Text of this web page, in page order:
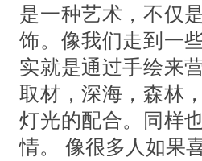
是一种艺术，不仅
饰。像我们走到一
实就是通过手绘来
取材，深海，森林
灯光的配合。同样
情。 像很多人如果